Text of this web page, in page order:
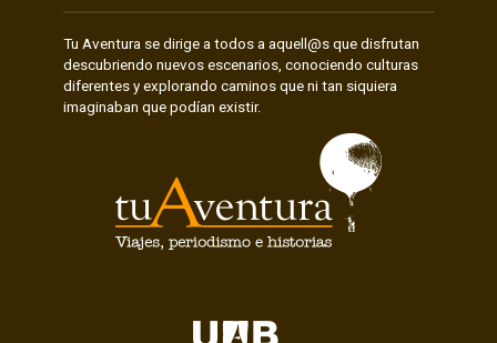
Tu Aventura se dirige a todos a aquell@s que disfrutan
descubriendo nuevos escenarios, conociendo culturas
diferentes y explorando caminos que ni tan siquiera
imaginaban que podían existir.